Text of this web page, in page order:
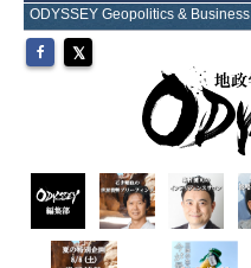
ODYSSEY Geopolitics & Business